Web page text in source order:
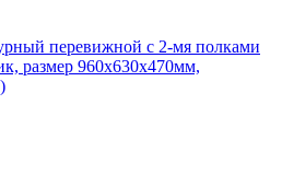
перевижной с 2-мя полками
размер 960x630x470мм,